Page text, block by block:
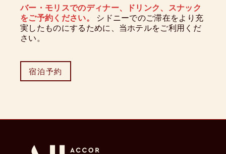
バー・モリスでのディナー、ドリンク、スナック
をご予約ください。
シドニーでのご滞在をより充
実したものにするために、当ホテルをご利用くだ
さい。
宿泊予約